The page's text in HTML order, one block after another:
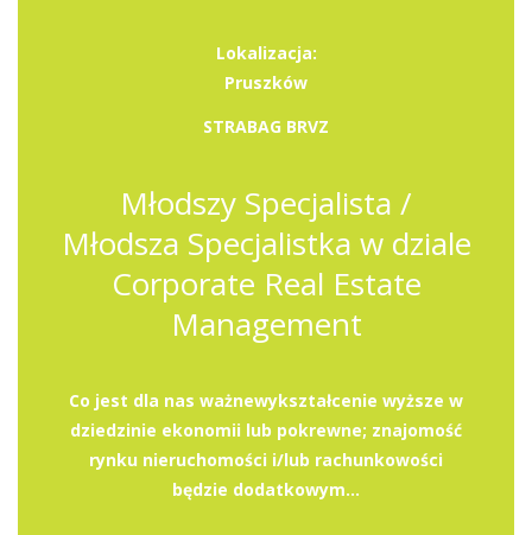
Lokalizacja:
Pruszków
STRABAG BRVZ
Młodszy Specjalista /
Młodsza Specjalistka w dziale
Corporate Real Estate
Management
Co jest dla nas ważnewykształcenie wyższe w
dziedzinie ekonomii lub pokrewne; znajomość
rynku nieruchomości i/lub rachunkowości
będzie dodatkowym...